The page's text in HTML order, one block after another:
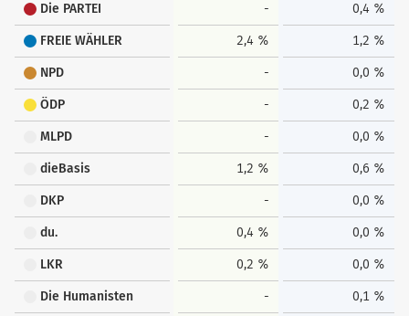
Die PARTEI - 0,4 %
FREIE WÄHLER 2,4 % 1,2 %
NPD - 0,0 %
ÖDP - 0,2 %
MLPD - 0,0 %
dieBasis 1,2 % 0,6 %
DKP - 0,0 %
du. 0,4 % 0,0 %
LKR 0,2 % 0,0 %
Die Humanisten - 0,1 %